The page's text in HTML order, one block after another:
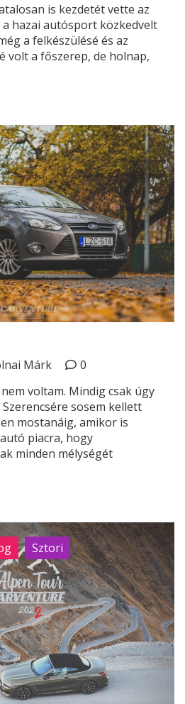
is kezdetét vette az
a hazai autósport közkedvelt
a felkészülésé és az
volt a főszerep, de holnap,
Márk
0
voltam. Mindig csak úgy
sosem kellett
mostanáig, amikor is
piacra, hogy
minden mélységét
Sztori